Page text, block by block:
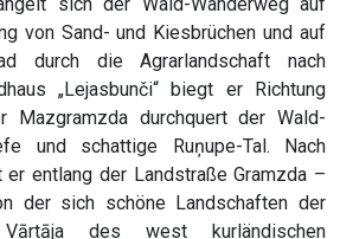
von Sand- und Kiesbrüchen und auf
durch die Agrarlandschaft nach
„Lejasbunči“ biegt er Richtung
Mazgramzda durchquert der Wald-
und schattige Ruņupe-Tal. Nach
er entlang der Landstraße Gramzda –
der sich schöne Landschaften der
des west kurländischen